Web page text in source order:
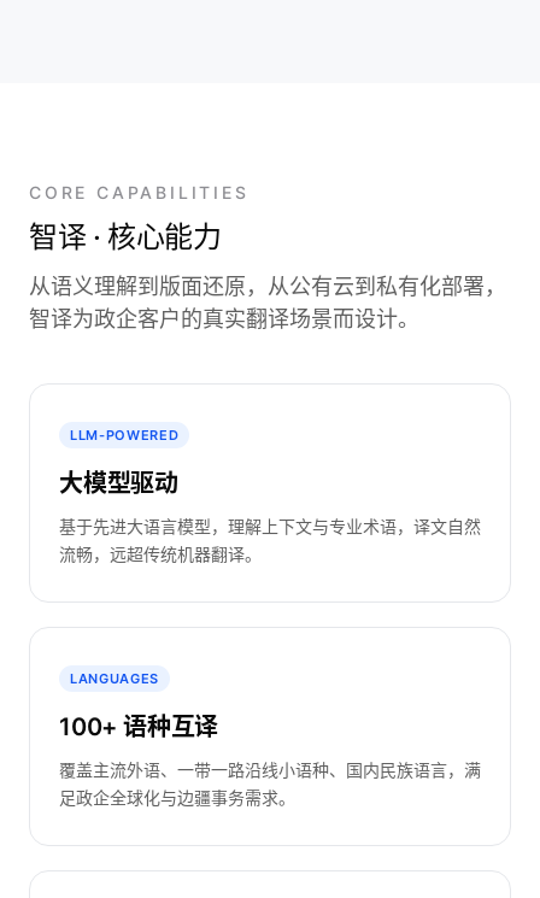
CORE CAPABILITIES
智译 · 核心能力
从语义理解到版面还原，从公有云到私有化部署，
智译为政企客户的真实翻译场景而设计。
LLM-POWERED
大模型驱动
基于先进大语言模型，理解上下文与专业术语，译文自然
流畅，远超传统机器翻译。
LANGUAGES
100+ 语种互译
覆盖主流外语、一带一路沿线小语种、国内民族语言，满
足政企全球化与边疆事务需求。